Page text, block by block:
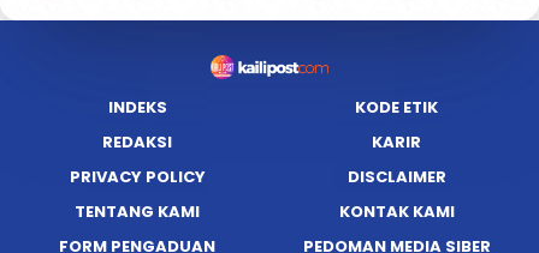
INDEKS
KODE ETIK
REDAKSI
KARIR
PRIVACY POLICY
DISCLAIMER
TENTANG KAMI
KONTAK KAMI
FORM PENGADUAN
PEDOMAN MEDIA SIBER